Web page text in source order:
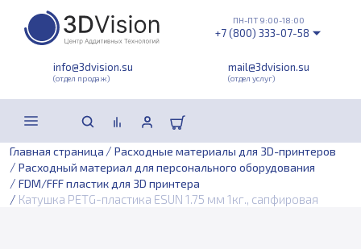
info@3dvision.su
(отдел продаж)
mail@3dvision.su
(отдел услуг)
ПН-ПТ 9:00-18:00
+7 (800) 333-07-58
Главная страница / Расходные материалы для 3D-принтеров
/ Расходный материал для персонального оборудования
/ FDM/FFF пластик для 3D принтера
/ Катушка PETG-пластика ESUN 1.75 мм 1кг., сапфировая